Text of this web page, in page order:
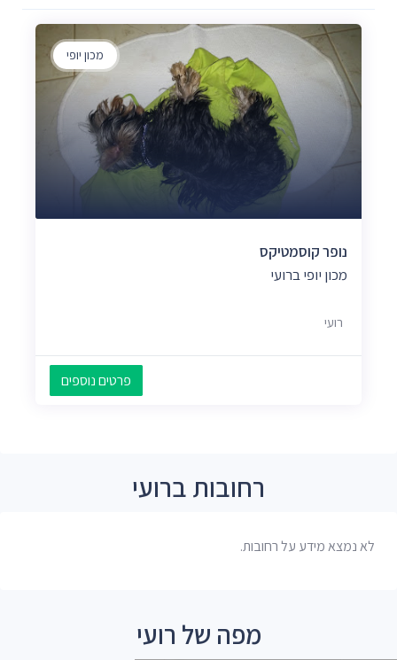
מכון יופי
נופר קוסמטיקס
מכון יופי ברועי
רועי
פרטים נוספים
רחובות ברועי
לא נמצא מידע על רחובות.
מפה של רועי